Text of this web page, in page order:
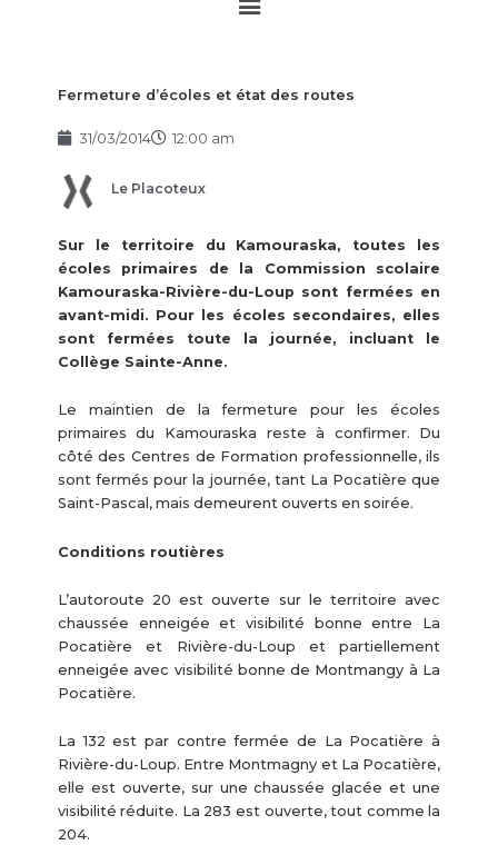
Fermeture d’écoles et état des routes
31/03/2014 12:00 am
Le Placoteux
Sur le territoire du Kamouraska, toutes les
écoles primaires de la Commission scolaire
Kamouraska-Rivière-du-Loup sont fermées en
avant-midi. Pour les écoles secondaires, elles
sont fermées toute la journée, incluant le
Collège Sainte-Anne.
Le maintien de la fermeture pour les écoles
primaires du Kamouraska reste à confirmer. Du
côté des Centres de Formation professionnelle, ils
sont fermés pour la journée, tant La Pocatière que
Saint-Pascal, mais demeurent ouverts en soirée.
Conditions routières
L’autoroute 20 est ouverte sur le territoire avec
chaussée enneigée et visibilité bonne entre La
Pocatière et Rivière-du-Loup et partiellement
enneigée avec visibilité bonne de Montmangy à La
Pocatière.
La 132 est par contre fermée de La Pocatière à
Rivière-du-Loup. Entre Montmagny et La Pocatière,
elle est ouverte, sur une chaussée glacée et une
visibilité réduite. La 283 est ouverte, tout comme la
204.